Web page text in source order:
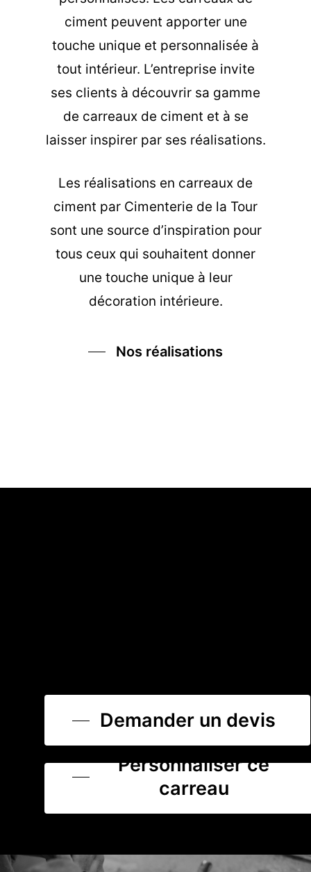
ciment peuvent apporter une
touche unique et personnalisée à
tout intérieur. L’entreprise invite
ses clients à découvrir sa gamme
de carreaux de ciment et à se
laisser inspirer par ses réalisations.
Les réalisations en carreaux de
ciment par Cimenterie de la Tour
sont une source d’inspiration pour
tous ceux qui souhaitent donner
une touche unique à leur
décoration intérieure.
Nos réalisations
Demander un devis
Personnaliser ce
carreau